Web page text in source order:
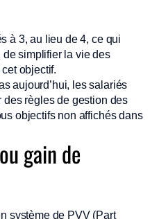
à 3, au lieu de 4, ce qui
de simplifier la vie des
objectif.
aujourd’hui, les salariés
des règles de gestion des
objectifs non affichés dans
gain de
système de PVV (Part